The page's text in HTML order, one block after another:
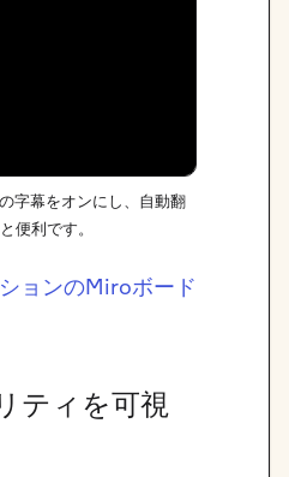
字幕をオンにし、自動翻
便利です。
ョンのMiroボード
ティを可視